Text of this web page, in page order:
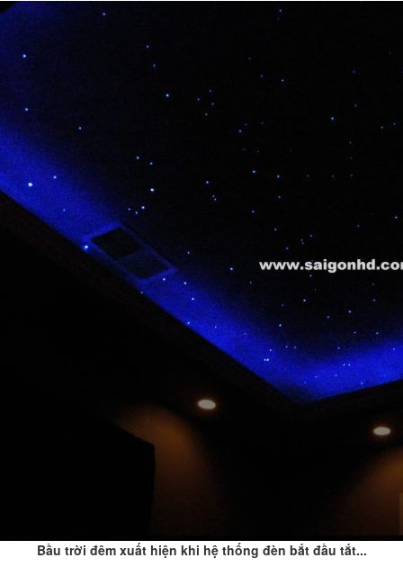
Bầu trời đêm xuất hiện khi hệ thống đèn bắt đầu tắt...